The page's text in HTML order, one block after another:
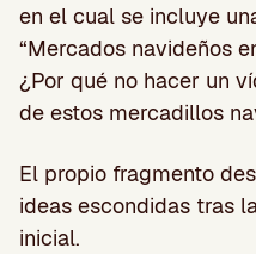
en el cual se incluye
“Mercados navideños
¿Por qué no hacer un
de estos mercadillos
El propio fragmento
ideas escondidas tras
inicial.